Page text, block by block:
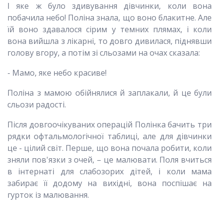
І яке ж було здивування дівчинки, коли вона
побачила небо! Поліна знала, що воно блакитне. Але
їй воно здавалося сірим у темних плямах, і коли
вона вийшла з лікарні, то довго дивилася, піднявши
голову вгору, а потім зі сльозами на очах сказала:
- Мамо, яке небо красиве!
Поліна з мамою обійнялися й заплакали, й це були
сльози радості.
Після довгоочікуваних операцій Полінка бачить три
рядки офтальмологічної таблиці, але для дівчинки
це - цілий світ. Перше, що вона почала робити, коли
зняли пов'язки з очей, – це малювати. Поля вчиться
в інтернаті для слабозорих дітей, і коли мама
забирає її додому на вихідні, вона поспішає на
гурток із малювання.